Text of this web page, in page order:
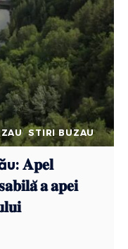
STIRI BUZAU
𝐀𝐩𝐞𝐥
𝐚 𝐚𝐩𝐞𝐢